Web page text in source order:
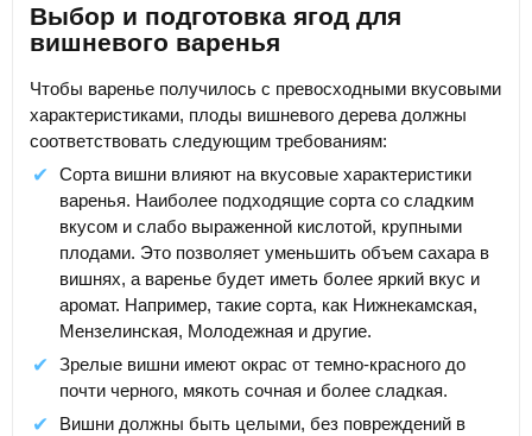
Выбор и подготовка ягод для
вишневого варенья
Чтобы варенье получилось с превосходными вкусовыми
характеристиками, плоды вишневого дерева должны
соответствовать следующим требованиям:
Сорта вишни влияют на вкусовые характеристики
варенья. Наиболее подходящие сорта со сладким
вкусом и слабо выраженной кислотой, крупными
плодами. Это позволяет уменьшить объем сахара в
вишнях, а варенье будет иметь более яркий вкус и
аромат. Например, такие сорта, как Нижнекамская,
Мензелинская, Молодежная и другие.
Зрелые вишни имеют окрас от темно-красного до
почти черного, мякоть сочная и более сладкая.
Вишни должны быть целыми, без повреждений в